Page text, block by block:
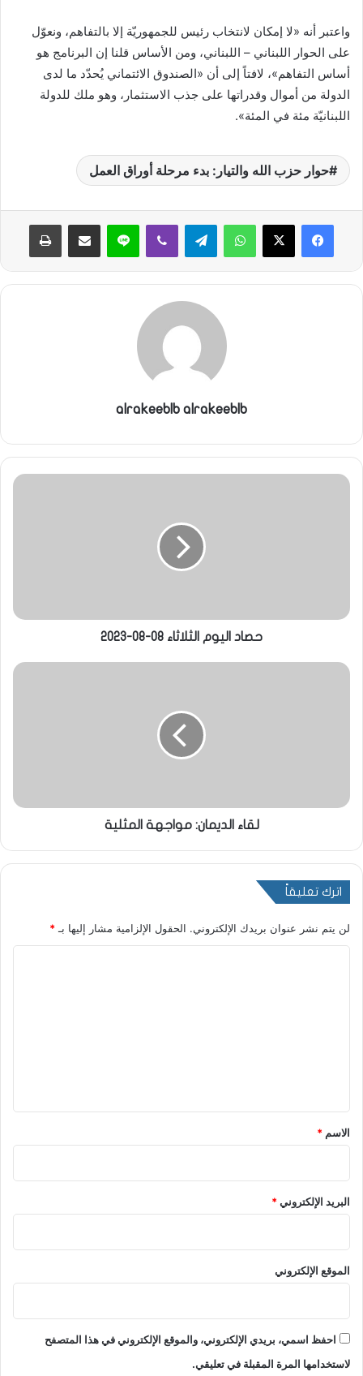
واعتبر أنه «لا إمكان لانتخاب رئيس للجمهوريّة إلا بالتفاهم، ونعوّل
على الحوار اللبناني – اللبناني، ومن الأساس قلنا إن البرنامج هو
أساس التفاهم»، لافتاً إلى أن «الصندوق الائتماني يُحدّد ما لدى
الدولة من أموال وقدراتها على جذب الاستثمار، وهو ملك للدولة
اللبنانيّة مئة في المئة».
حوار حزب الله والتيار: بدء مرحلة أوراق العمل
واتساب لاين
alrakeeblb alrakeeblb
حصاد اليوم الثلاثاء 08-08-2023
لقاء الديمان: مواجهة المثلية
اترك تعليقاً
لن يتم نشر عنوان بريدك الإلكتروني. الحقول الإلزامية مشار إليها بـ*
*
الاسم *
البريد الإلكتروني*
الموقع الإلكتروني
احفظ اسمي، بريدي الإلكتروني، والموقع الإلكتروني في هذا المتصفح
لاستخدامها المرة المقبلة في تعليقي.